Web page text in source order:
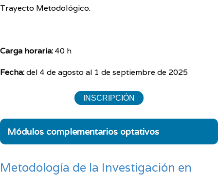
Trayecto Metodológico.
Carga horaria:40 h
Fecha:del 4 de agosto al 1 de septiembre de 2025
INSCRIPCIÓN
Módulos complementarios optativos
Metodología de la Investigación en